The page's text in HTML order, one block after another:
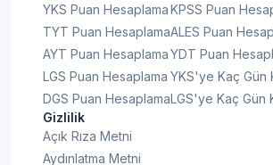
YKS Puan Hesaplama
TYT Puan Hesaplama
AYT Puan Hesaplama
LGS Puan Hesaplama
DGS Puan Hesaplama
KPSS Puan
ALES Puan
YDT Puan
YKS'ye Kaç Gün
LGS'ye Kaç Gün
Gizlilik
Açık Rıza Metni
Aydınlatma Metni